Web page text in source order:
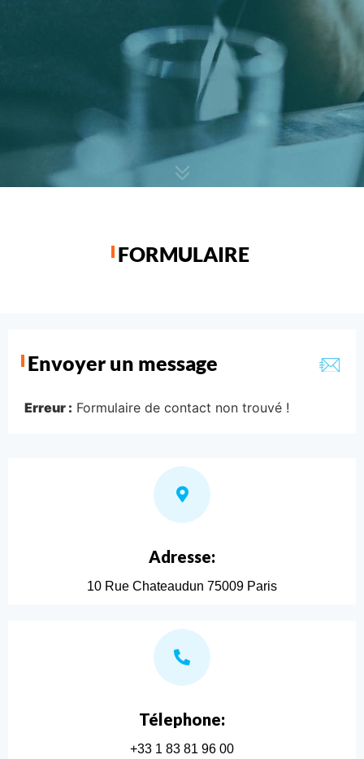
FORMULAIRE
Envoyer un message
Erreur : Formulaire de contact non trouvé !
Adresse:
10 Rue Chateaudun 75009 Paris
Télephone:
+33 1 83 81 96 00